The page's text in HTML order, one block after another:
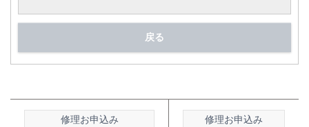
戻る
修理お申込み
修理お申込み